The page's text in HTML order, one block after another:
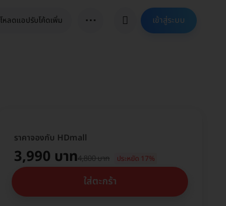
โหลดแอปรับโค้ดเพิ่ม ⋯ เข้าสู่ระบบ
ราคาจองกับ HDmall
3,990 บาท4,800 บาท ประหยัด 17%
ใส่ตะกร้า